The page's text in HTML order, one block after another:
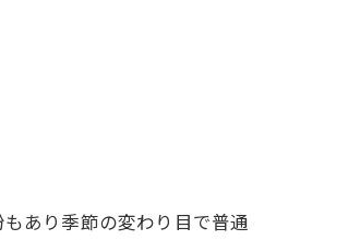
あり季節の変わり目で普通